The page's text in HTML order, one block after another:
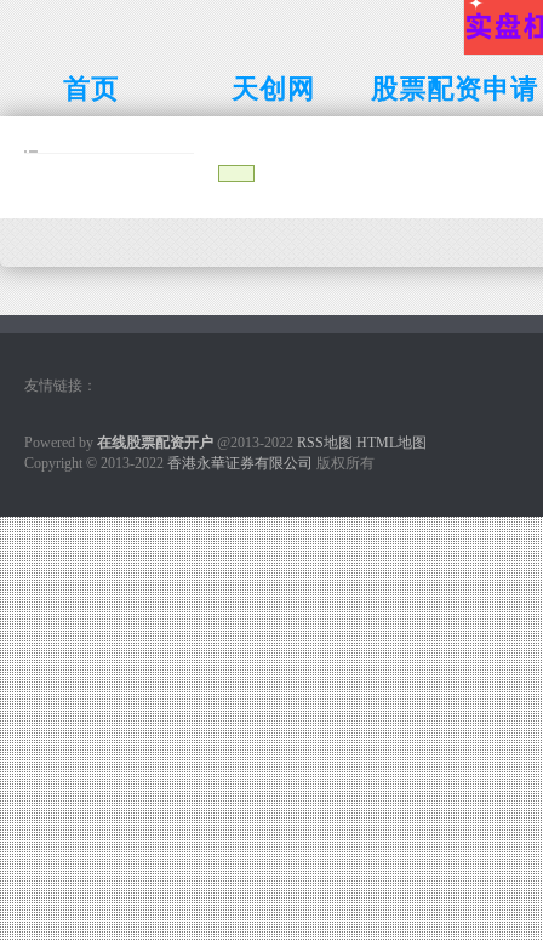
首页 天创网 股票配资申请
友情链接：
Powered by 在线股票配资开户 @2013-2022 RSS地图 HTML地图
Copyright © 2013-2022 香港永華证券有限公司 版权所有